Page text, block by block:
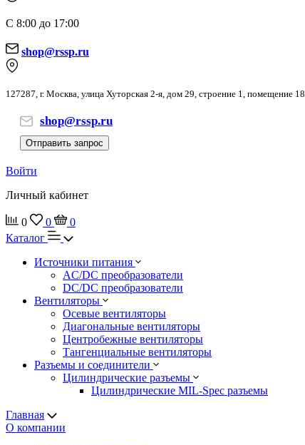
С 8:00 до 17:00
shop@rssp.ru
127287, г. Москва, улица Хуторская 2-я, дом 29, строение 1, помещение 18
shop@rssp.ru
Отправить запрос
Войти
Личный кабинет
0 0
0
Каталог
Источники питания
AC/DC преобразователи
DC/DC преобразователи
Вентиляторы
Осевые вентиляторы
Диагональные вентиляторы
Центробежные вентиляторы
Тангенциальные вентиляторы
Разъемы и соединители
Цилиндрические разъемы
Цилиндрические MIL-Spec разъемы
Главная
О компании